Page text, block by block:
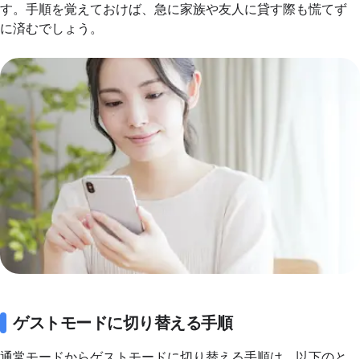
す。手順を覚えておけば、急に家族や友人に貸す際も慌てず
に済むでしょう。
ゲストモードに切り替える手順